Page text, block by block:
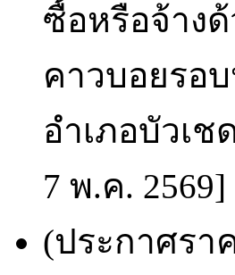
ซื้อหรือจ้าง
คาวบอยรอ
อำเภอบัวเช
7 พ.ค. 2569]
(ประกาศรา